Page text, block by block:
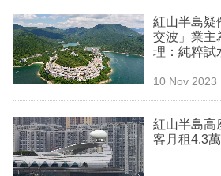
欄
訂
閱
區
紅山半島疑
交波」業主
理：純粹試
10 Nov 2023
紅山半島高
客月租4.3